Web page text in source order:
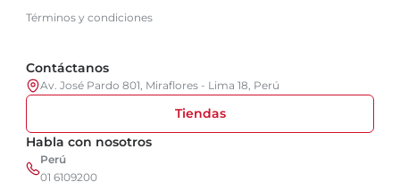
Términos y condiciones
Contáctanos
Av. José Pardo 801, Miraflores - Lima 18, Perú
Tiendas
Habla con nosotros
Perú
01 6109200